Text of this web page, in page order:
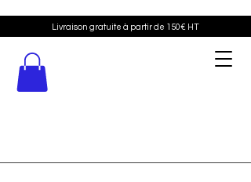
Livraison gratuite à partir de 150€ HT